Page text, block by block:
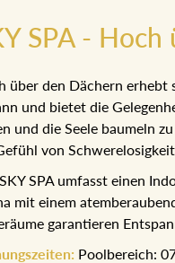
SPA -
über den Dächern erhebt
und bietet die
und die Seele baumeln
ein Gefühl von
SPA umfasst einen
mit einem
garantieren
Poolbereich: